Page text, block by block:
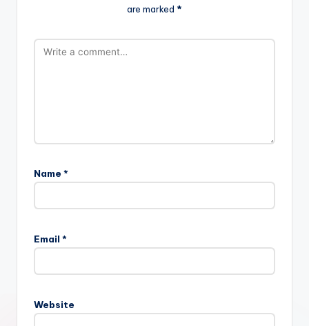
are marked *
Name *
Email *
Website